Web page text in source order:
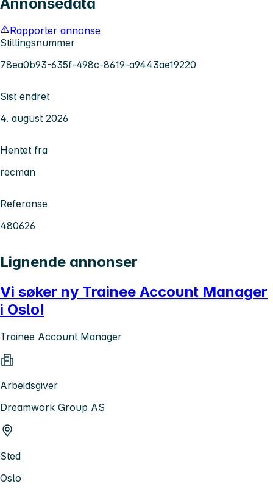
Rapporter annonse
Stillingsnummer
78ea0b93-635f-498c-8619-a9443ae19220
Sist endret
4. august 2026
Hentet fra
recman
Referanse
480626
Lignende annonser
Vi søker ny Trainee Account Manager
i Oslo!
Trainee Account Manager
Arbeidsgiver
Dreamwork Group AS
Sted
Oslo